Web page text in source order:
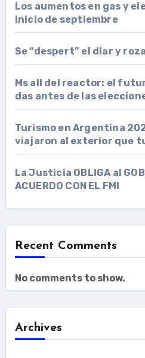
Los aumentos en gas y
inicio de septiembre
Se “despert” el dlar y
Ms all del reactor: el
das antes de las
Turismo en Argentina
viajaron al exterior que
La Justicia OBLIGA al
ACUERDO CON EL FMI
Recent Comments
No comments to show.
Archives